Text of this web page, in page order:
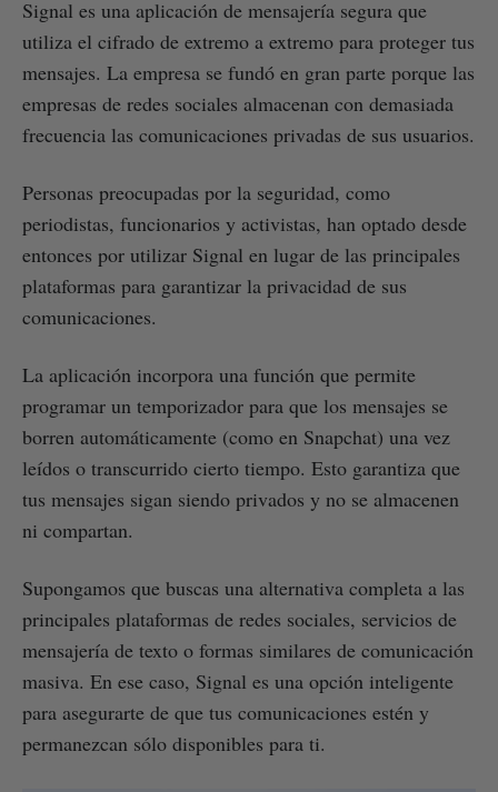
Signal es una aplicación de mensajería segura que
utiliza el cifrado de extremo a extremo para proteger tus
mensajes. La empresa se fundó en gran parte porque las
empresas de redes sociales almacenan con demasiada
frecuencia las comunicaciones privadas de sus usuarios.
Personas preocupadas por la seguridad, como
periodistas, funcionarios y activistas, han optado desde
entonces por utilizar Signal en lugar de las principales
plataformas para garantizar la privacidad de sus
comunicaciones.
La aplicación incorpora una función que permite
programar un temporizador para que los mensajes se
borren automáticamente (como en Snapchat) una vez
leídos o transcurrido cierto tiempo. Esto garantiza que
tus mensajes sigan siendo privados y no se almacenen
ni compartan.
Supongamos que buscas una alternativa completa a las
principales plataformas de redes sociales, servicios de
mensajería de texto o formas similares de comunicación
masiva. En ese caso, Signal es una opción inteligente
para asegurarte de que tus comunicaciones estén y
permanezcan sólo disponibles para ti.